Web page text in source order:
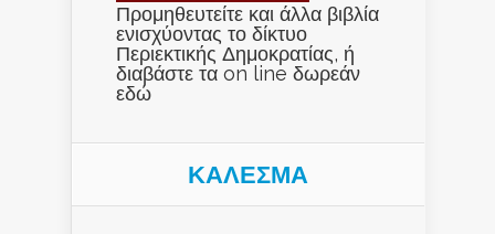
Προμηθευτείτε και άλλα βιβλία
ενισχύοντας το δίκτυο
Περιεκτικής Δημοκρατίας, ή
διαβάστε τα on line δωρεάν
εδώ
ΚΑΛΕΣΜΑ